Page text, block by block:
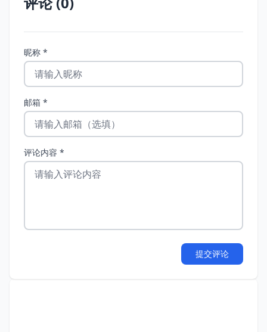
昵称 *
邮箱 *
评论内容 *
提交评论